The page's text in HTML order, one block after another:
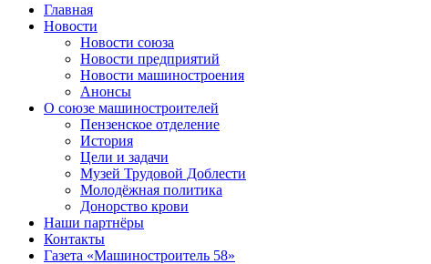
Главная
Новости
Новости союза
Новости предприятий
Новости машиностроения
Анонсы
О союзе машиностроителей
Пензенское отделение
История
Цели и задачи
Музей Трудовой Доблести
Молодёжная политика
Донорство крови
Наши партнёры
Контакты
Газета «Машиностроитель 58»